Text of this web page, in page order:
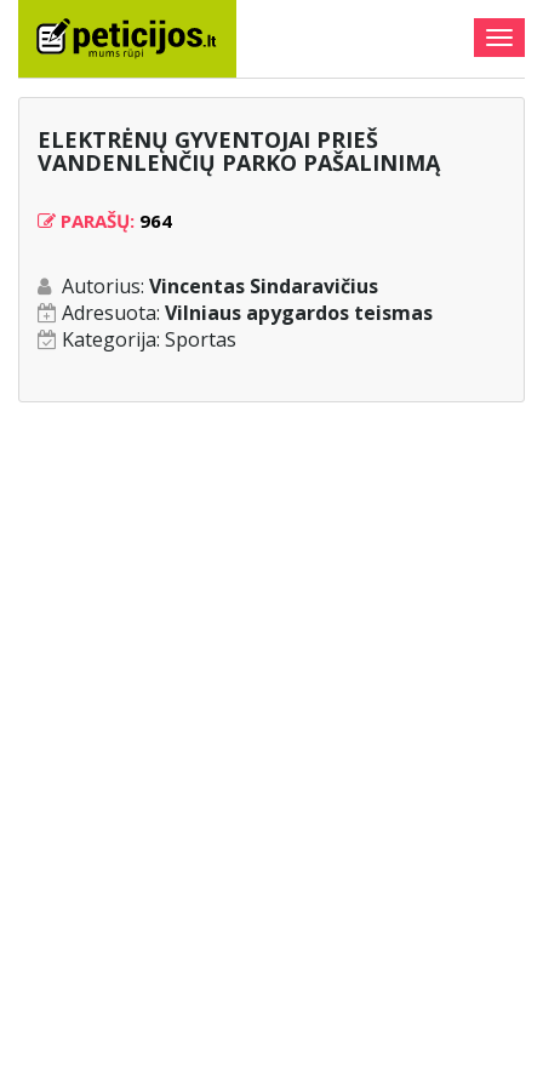
ELEKTRĖNŲ GYVENTOJAI PRIEŠ
VANDENLENČIŲ PARKO PAŠALINIMĄ
PARAŠŲ: 964
Autorius: Vincentas Sindaravičius
Adresuota: Vilniaus apygardos teismas
Kategorija: Sportas